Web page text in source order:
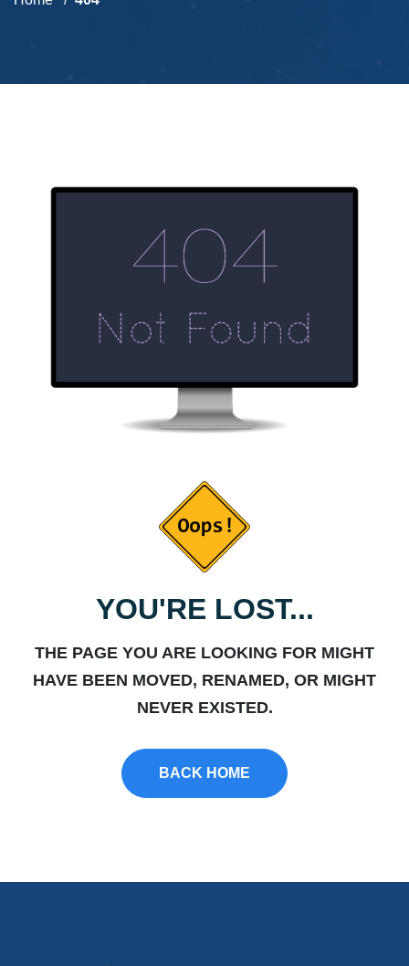
YOU'RE LOST...
THE PAGE YOU ARE LOOKING FOR MIGHT
HAVE BEEN MOVED, RENAMED, OR MIGHT
NEVER EXISTED.
BACK HOME